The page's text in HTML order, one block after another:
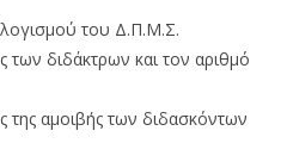
του Δ.Π.Μ.Σ.
διδάκτρων και τον αριθμό
αμοιβής των διδασκόντων